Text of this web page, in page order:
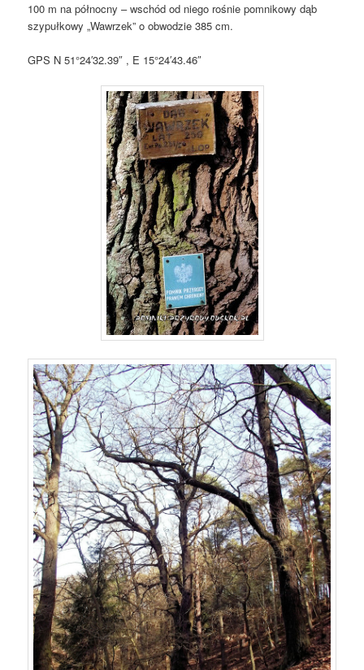
100 m na północny – wschód od niego rośnie pomnikowy dąb
szypułkowy „Wawrzek” o obwodzie 385 cm.
GPS N 51°24′32.39″ , E 15°24′43.46″